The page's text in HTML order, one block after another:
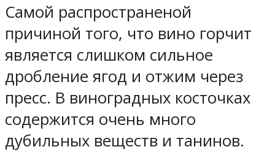
Самой распространеной
причиной того, что вино горчит
является слишком сильное
дробление ягод и отжим через
пресс. В виноградных косточках
содержится очень много
дубильных веществ и танинов.